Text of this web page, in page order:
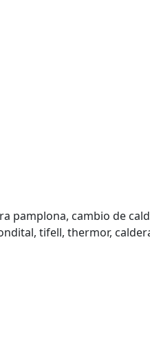
pamplona, cambio de
tifell, thermor,